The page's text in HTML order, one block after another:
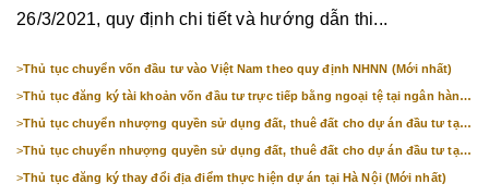
26/3/2021, quy định chi tiết và hướng dẫn thi...
>Thủ tục chuyển vốn đầu tư vào Việt Nam theo quy định NHNN (Mới nhất)
>Thủ tục đăng ký tài khoản vốn đầu tư trực tiếp bằng ngoại tệ tại ngân hàng
>Thủ tục chuyển nhượng quyền sử dụng đất, thuê đất cho dự án đầu tư tại
>Thủ tục chuyển nhượng quyền sử dụng đất, thuê đất cho dự án đầu tư tại
>Thủ tục đăng ký thay đổi địa điểm thực hiện dự án tại Hà Nội (Mới nhất)